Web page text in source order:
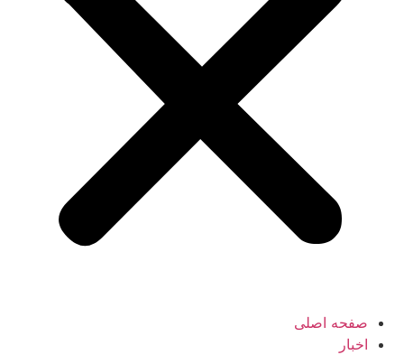
صفحه اصلی
اخبار